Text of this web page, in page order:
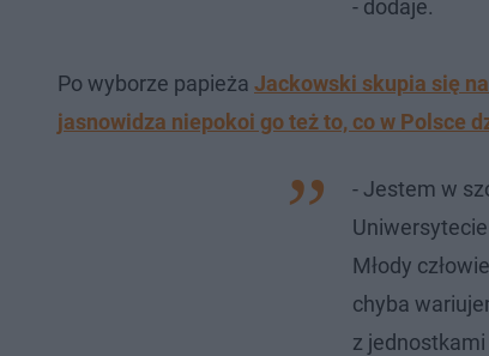
- dodaje.
Po wyborze papieża Jackowski skupia się
jasnowidza niepokoi go też to, co w Polsce
- Jestem w
Młody
chyba
z jednostkami